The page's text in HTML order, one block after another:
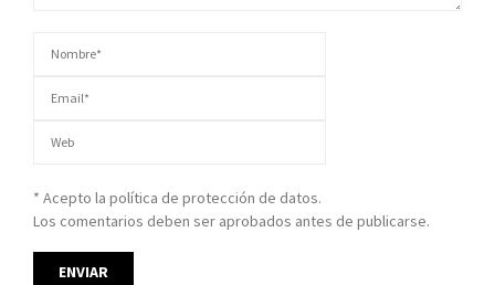
* Acepto la política de protección de datos.
Los comentarios deben ser aprobados antes de publicarse.